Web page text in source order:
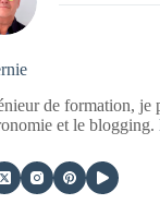
de formation, je
et le blogging.